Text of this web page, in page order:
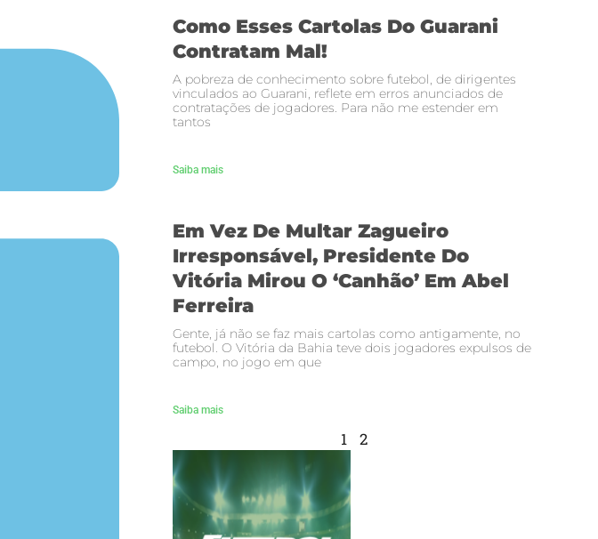
Como Esses Cartolas Do Guarani
Contratam Mal!
A pobreza de conhecimento sobre futebol, de dirigentes
vinculados ao Guarani, reflete em erros anunciados de
contratações de jogadores. Para não me estender em
tantos
Saiba mais
Em Vez De Multar Zagueiro
Irresponsável, Presidente Do
Vitória Mirou O ‘canhão’ Em Abel
Ferreira
Gente, já não se faz mais cartolas como antigamente, no
futebol. O Vitória da Bahia teve dois jogadores expulsos de
campo, no jogo em que
Saiba mais
1 2